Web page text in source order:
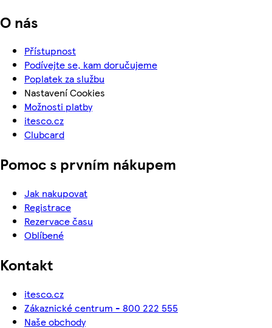
O nás
Přístupnost
Podívejte se, kam doručujeme
Poplatek za službu
Nastavení Cookies
Možnosti platby
itesco.cz
Clubcard
Pomoc s prvním nákupem
Jak nakupovat
Registrace
Rezervace času
Oblíbené
Kontakt
itesco.cz
Zákaznické centrum - 800 222 555
Naše obchody